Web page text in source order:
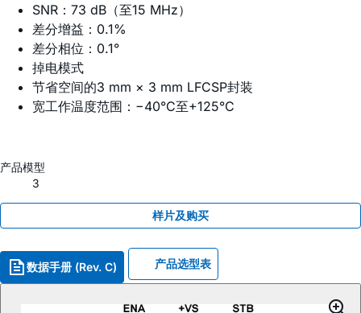
SNR：73 dB（至15 MHz）
差分增益：0.1%
差分相位：0.1°
掉电模式
节省空间的3 mm × 3 mm LFCSP封装
宽工作温度范围：−40°C至+125°C
产品模型
3
样片及购买
数据手册 (Rev. C) 产品选型表